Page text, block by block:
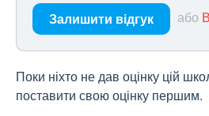
Залишити відгук або
Поки ніхто не дав оцінку цій
поставити свою оцінку першим.